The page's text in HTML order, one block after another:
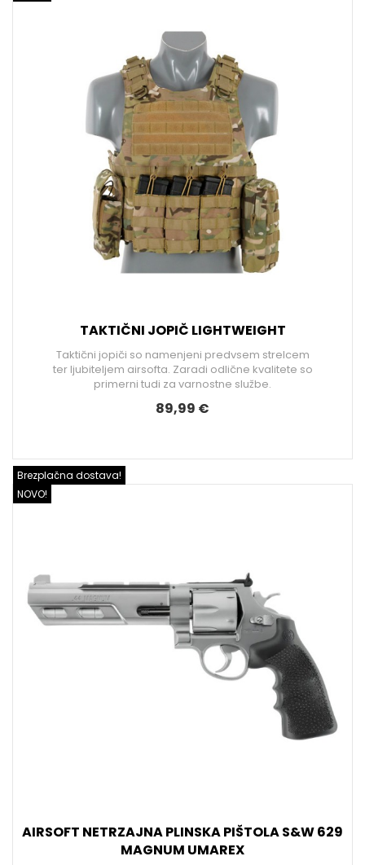
TAKTIČNI JOPIČ LIGHTWEIGHT
Taktični jopiči so namenjeni predvsem strelcem
ter ljubiteljem airsofta. Zaradi odlične kvalitete so
primerni tudi za varnostne službe.
89,99 €
NOVO!
Brezplačna dostava!
AIRSOFT NETRZAJNA PLINSKA PIŠTOLA S&W 629
MAGNUM UMAREX